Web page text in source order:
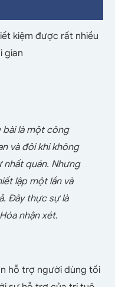
kiệm được rất nhiều
gian
bài là một công
và đôi khi không
quán. Nhưng
lập một lần và
Đây thực sự là
nhận xét.
hỗ trợ người dùng tối